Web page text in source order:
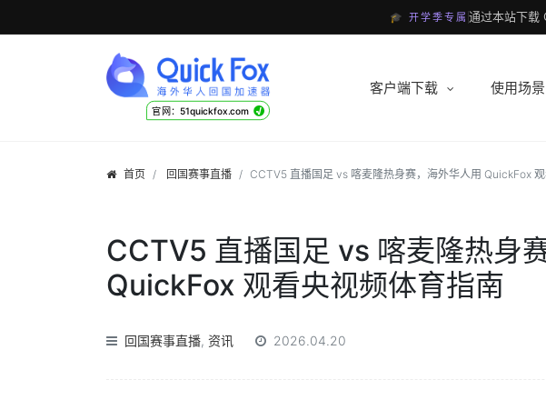
🎓 开学季专属 通过本站下载
官网：51quickfox.com √
客户端下载 使用场景
首页 回国赛事直播 CCTV5 直播国足 vs 喀麦隆热身赛，海外华人用 QuickFox
CCTV5 直播国足 vs 喀麦隆热身
QuickFox 观看央视频体育指南
回国赛事直播, 资讯 2026.04.20